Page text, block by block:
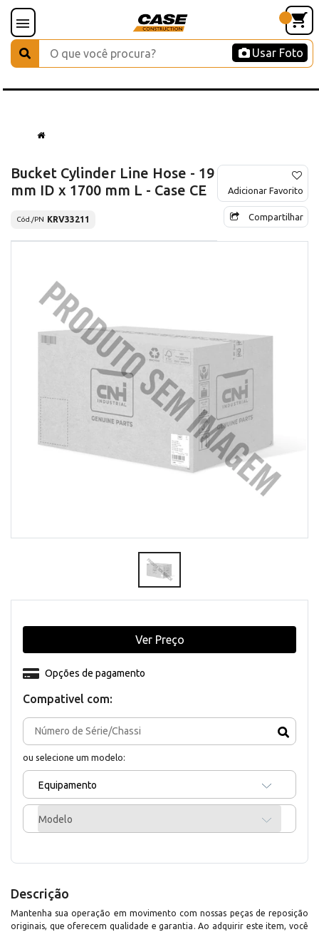
Usar Foto
Bucket Cylinder Line Hose - 19
mm ID x 1700 mm L - Case CE
Cód./PN KRV33211
Adicionar Favorito
Compartilhar
Compativel com:
ou selecione um modelo:
Equipamento
Modelo
Opções de pagamento
Ver Preço
Descrição
Mantenha sua operação em movimento com nossas peças de reposição
originais, que oferecem qualidade e garantia. Ao adquirir este item, você